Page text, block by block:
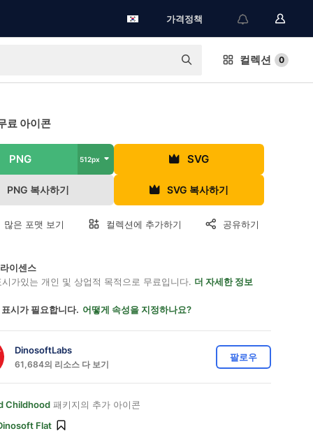
가격정책
컬렉션 0
료 아이콘
PNG 512px SVG
PNG 복사하기 SVG 복사하기
많은 포맷 보기 컬렉션에 추가하기 공유하기
이센스
가있는 개인 및 상업적 목적으로 무료입니다. 더 자세한 정보
시가 필요합니다. 어떻게 속성을 지정하나요?
DinosoftLabs
61,684의 리소스 다 보기
팔로우
Childhood 패키지의 추가 아이콘
Flat